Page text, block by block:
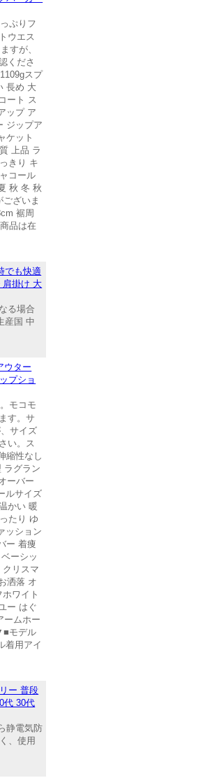
ぷりフ
ウエス
すが、
くださ
スプ
長め 大
ート ス
ップ ア
ジップア
ケット
上品 ラ
きり キ
コール
秋 冬 秋
ざいま
裾周
品は在
でも快適
肩掛け 大
る場合
産国 中
ウター
プショ
モコモ
す。サ
サイズ
い。ス
縮性なし
ラグラン
ーバー
ルサイズ
かい 暖
たり ゆ
ッション
ー 着痩
ーシッ
リスマ
洒落 オ
ワイト
ー はぐ
ームホー
モデル
用アイ
ー 普段
代 30代
静電気防
、使用